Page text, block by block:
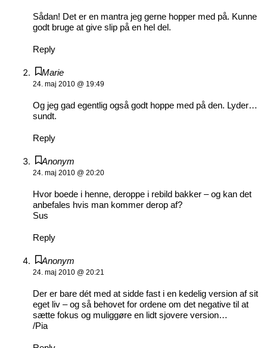
Sådan! Det er en mantra jeg gerne hopper med på. Kunne
godt bruge at give slip på en hel del.
Reply
Marie
24. maj 2010 @ 19:49
Og jeg gad egentlig også godt hoppe med på den. Lyder…
sundt.
Reply
Anonym
24. maj 2010 @ 20:20
Hvor boede i henne, deroppe i rebild bakker – og kan det
anbefales hvis man kommer derop af?
Sus
Reply
Anonym
24. maj 2010 @ 20:21
Der er bare dét med at sidde fast i en kedelig version af sit
eget liv – og så behovet for ordene om det negative til at
sætte fokus og muliggøre en lidt sjovere version…
/Pia